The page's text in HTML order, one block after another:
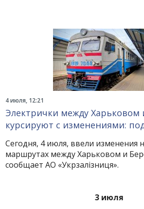
4 июля, 12:21
Электрички между Харьковом
курсируют с изменениями:
Сегодня, 4 июля, ввели изменения
маршрутах между Харьковом и
сообщает АО «Укрзалізниця».
3 июля